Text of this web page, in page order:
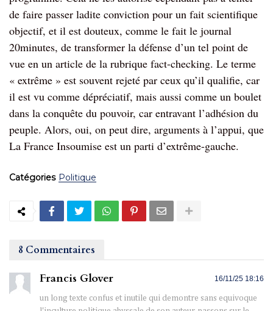
de faire passer ladite conviction pour un fait scientifique
objectif, et il est douteux, comme le fait le journal
20minutes, de transformer la défense d’un tel point de
vue en un article de la rubrique fact-checking. Le terme
« extrême » est souvent rejeté par ceux qu’il qualifie, car
il est vu comme dépréciatif, mais aussi comme un boulet
dans la conquête du pouvoir, car entravant l’adhésion du
peuple. Alors, oui, on peut dire, arguments à l’appui, que
La France Insoumise est un parti d’extrême-gauche.
Catégories Politique
8 Commentaires
Francis Glover 16/11/25 18:16
un long texte confus et inutile qui demontre sans equivoque